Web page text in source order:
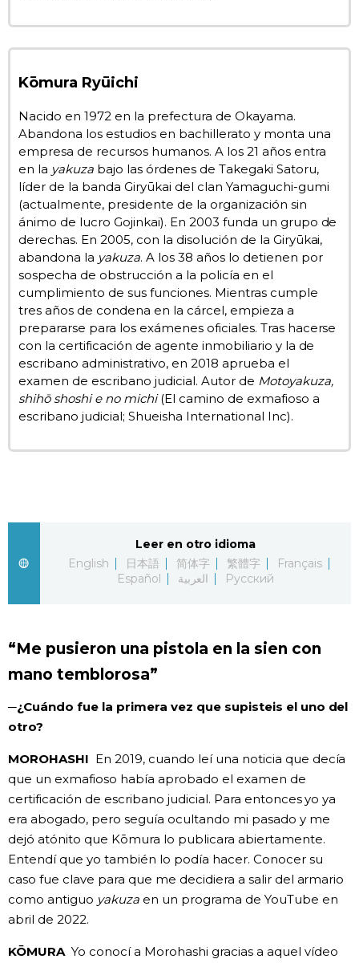
Kōmura Ryūichi
Nacido en 1972 en la prefectura de Okayama.
Abandona los estudios en bachillerato y monta una
empresa de recursos humanos. A los 21 años entra
en la yakuzabajo las órdenes de Takegaki Satoru,
líder de la banda Giryūkai del clan Yamaguchi-gumi
(actualmente, presidente de la organización sin
ánimo de lucro Gojinkai). En 2003 funda un grupo de
derechas. En 2005, con la disolución de la Giryūkai,
abandona la yakuza. A los 38 años lo detienen por
sospecha de obstrucción a la policía en el
cumplimiento de sus funciones. Mientras cumple
tres años de condena en la cárcel, empieza a
prepararse para los exámenes oficiales. Tras hacerse
con la certificación de agente inmobiliario y la de
escribano administrativo, en 2018 aprueba el
examen de escribano judicial. Autor de Motoyakuza,
shihō shoshi e no michi(El camino de exmafioso a
escribano judicial; Shueisha International Inc).
Leer en otro idioma
English
日本語 简体字 繁體字
Français
Español
العربية Русский
“Me pusieron una pistola en la sien con
mano temblorosa”
─¿Cuándo fue la primera vez que supisteis el uno del
otro?
MOROHASHI En 2019, cuando leí una noticia que decía
que un exmafioso había aprobado el examen de
certificación de escribano judicial. Para entonces yo ya
era abogado, pero seguía ocultando mi pasado y me
dejó atónito que Kōmura lo publicara abiertamente.
Entendí que yo también lo podía hacer. Conocer su
caso fue clave para que me decidiera a salir del armario
como antiguo yakuzaen un programa de YouTube en
abril de 2022.
KŌMURA Yo conocí a Morohashi gracias a aquel vídeo